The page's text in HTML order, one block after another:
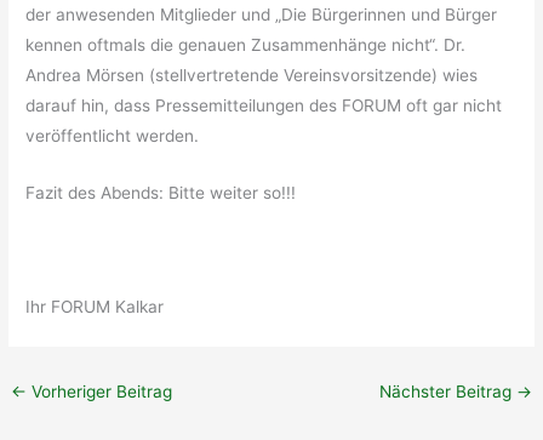
der anwesenden Mitglieder und „Die Bürgerinnen und Bürger
kennen oftmals die genauen Zusammenhänge nicht“. Dr.
Andrea Mörsen (stellvertretende Vereinsvorsitzende) wies
darauf hin, dass Pressemitteilungen des FORUM oft gar nicht
veröffentlicht werden.
Fazit des Abends: Bitte weiter so!!!
Ihr FORUM Kalkar
← Vorheriger Beitrag Nächster Beitrag →